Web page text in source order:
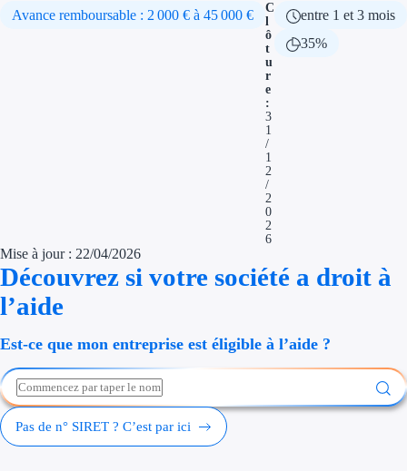
Transition
Type de financements
Aides sans
Subventions
Avance remboursable : 2 000 € à 45 000 €
C
l
ô
t
u
r
e
:
3
1
/
1
2
/
2
0
2
6
entre 1 et 3 mois
35%
Mise à jour : 22/04/2026
Découvrez si votre société a droit à
l’aide
Est-ce que mon entreprise est éligible à l’aide ?
Pas de n° SIRET ? C’est par ici